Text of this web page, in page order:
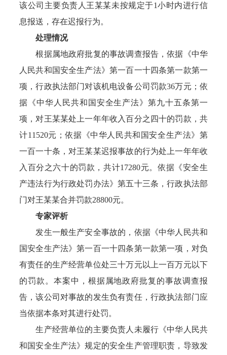
该公司主要负责人王某某未按规定于1小时内进行信
息报送，存在迟报行为。
处理情况
根据属地政府批复的事故调查报告，依据《中华
人民共和国安全生产法》第一百一十四条第一款第一
项，行政执法部门对该机电设备公司罚款36万元；依
据《中华人民共和国安全生产法》第九十五条第一
项，对王某某处上一年年收入百分之四十的罚款，共
计11520元；依据《中华人民共和国安全生产法》第
一百一十条，对王某某迟报事故的行为处上一年年收
入百分之六十的罚款，共计17280元。依据《安全生
产违法行为行政处罚办法》第五十三条，行政执法部
门对王某某合并罚款28800元。
专家评析
发生一般生产安全事故的，依据《中华人民共和
国安全生产法》第一百一十四条第一款第一项，对负
有责任的生产经营单位处三十万元以上一百万元以下
的罚款。本案中，根据属地政府批复的事故调查报
告，该公司对事故的发生负有责任，行政执法部门应
当依据本条对其进行处罚。
生产经营单位的主要负责人未履行《中华人民共
和国安全生产法》规定的安全生产管理职责，导致发